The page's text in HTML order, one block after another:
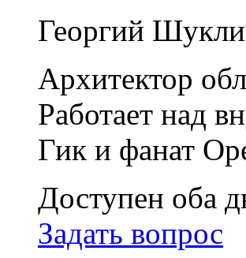
Георгий
Архитектор
Работает над
Гик и фанат
Доступен оба
Задать вопрос